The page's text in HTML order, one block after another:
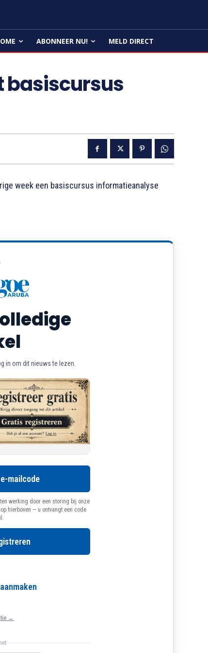
ABONNEER NU! MELD DIRECT
basiscursus
week een basiscursus informatieanalyse
in om dit nieuws te lezen.
mailcode
werking door een storing bij onze
hierboven — u ontvangt een code
→